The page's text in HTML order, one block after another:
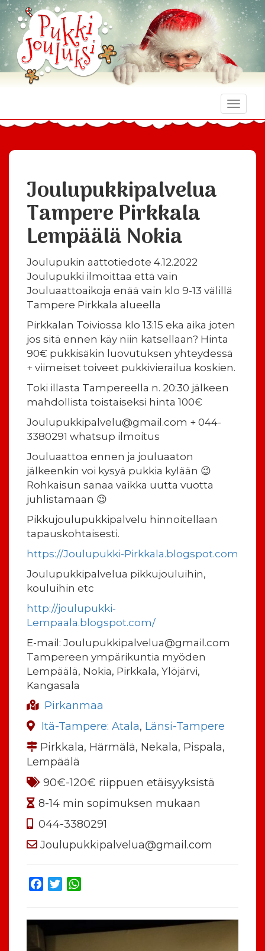
Toggle
Joulupukkipalvelua
Tampere Pirkkala
Lempäälä Nokia
Joulupukin aattotiedote 4.12.2022
Joulupukki ilmoittaa että vain
Jouluaattoaikoja enää vain klo 9-13 välillä
Tampere Pirkkala alueella
Pirkkalan Toiviossa klo 13:15 eka aika joten
jos sitä ennen käy niin katsellaan? Hinta
90€ pukkisäkin luovutuksen yhteydessä
+ viimeiset toiveet pukkivierailua koskien.
Toki illasta Tampereella n. 20:30 jälkeen
mahdollista toistaiseksi hinta 100€
Joulupukkipalvelu@gmail.com + 044-
3380291 whatsup ilmoitus
Jouluaattoa ennen ja jouluaaton
jälkeenkin voi kysyä pukkia kylään 😉
Rohkaisun sanaa vaikka uutta vuotta
juhlistamaan 😉
Pikkujoulupukkipalvelu hinnoitellaan
tapauskohtaisesti.
https://Joulupukki-Pirkkala.blogspot.com
Joulupukkipalvelua pikkujouluihin,
kouluihin etc
http://joulupukki-
Lempaala.blogspot.com/
E-mail: Joulupukkipalvelua@gmail.com
Tampereen ympärikuntia myöden
Lempäälä, Nokia, Pirkkala, Ylöjärvi,
Kangasala
Pirkanmaa
Itä-Tampere: Atala, Länsi-Tampere
Pirkkala, Härmälä, Nekala, Pispala,
Lempäälä
90€-120€ riippuen etäisyyksistä
8-14 min sopimuksen mukaan
044-3380291
Joulupukkipalvelua@gmail.com
Facebook
Twitter